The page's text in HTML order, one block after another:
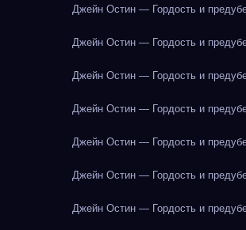
Джейн Остин — Гордость и
Джейн Остин — Гордость и
Джейн Остин — Гордость и
Джейн Остин — Гордость и
Джейн Остин — Гордость и
Джейн Остин — Гордость и
Джейн Остин — Гордость и